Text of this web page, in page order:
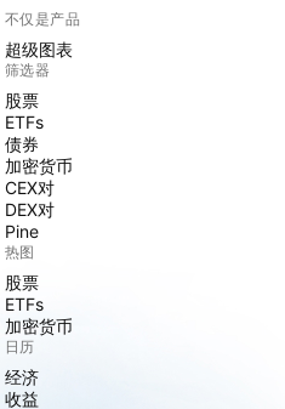
不仅是产品
超级图表
筛选器
股票
ETFs
债券
加密货币
CEX对
DEX对
Pine
热图
股票
ETFs
加密货币
日历
经济
收益